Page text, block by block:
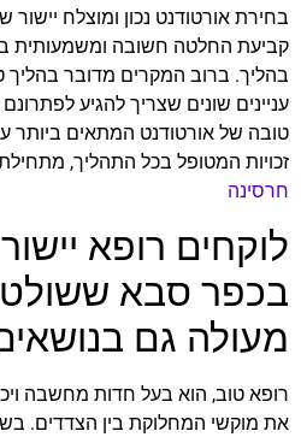
בחירת אורטודנט נכון ומוצלח
קביעת החלטה חשובה ומשמעותית
בהליך. ברוב המקרים מדובר בהליך
עניינים שונים שצריך להגיע
טובה של אורטודנט המתאים ביותר
זכויות המטופל בכל התהליך,
חרסינה
לוקחים רופא
בכפר סבא
מעולה גם
רופא טוב, הוא בעל חדות מחשבה
את מוקשי המחלוקת בין הצדדים.